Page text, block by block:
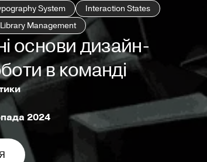
System
Interaction States
Management
основи дизайн-
в команді
2024